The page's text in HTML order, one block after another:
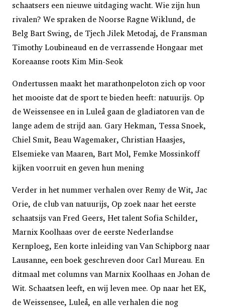
schaatsers een nieuwe uitdaging wacht. Wie zijn hun
rivalen? We spraken de Noorse Ragne Wiklund, de
Belg Bart Swing, de Tjech Jilek Metodaj, de Fransman
Timothy Loubineaud en de verrassende Hongaar met
Koreaanse roots Kim Min-Seok
Ondertussen maakt het marathonpeloton zich op voor
het mooiste dat de sport te bieden heeft: natuurijs. Op
de Weissensee en in Luleå gaan de gladiatoren van de
lange adem de strijd aan. Gary Hekman, Tessa Snoek,
Chiel Smit, Beau Wagemaker, Christian Haasjes,
Elsemieke van Maaren, Bart Mol, Femke Mossinkoff
kijken voorruit en geven hun mening
Verder in het nummer verhalen over Remy de Wit, Jac
Orie, de club van natuurijs, Op zoek naar het eerste
schaatsijs van Fred Geers, Het talent Sofia Schilder,
Marnix Koolhaas over de eerste Nederlandse
Kernploeg, Een korte inleiding van Van Schipborg naar
Lausanne, een boek geschreven door Carl Mureau. En
ditmaal met columns van Marnix Koolhaas en Johan de
Wit. Schaatsen leeft, en wij leven mee. Op naar het EK,
de Weissensee, Luleå, en alle verhalen die nog